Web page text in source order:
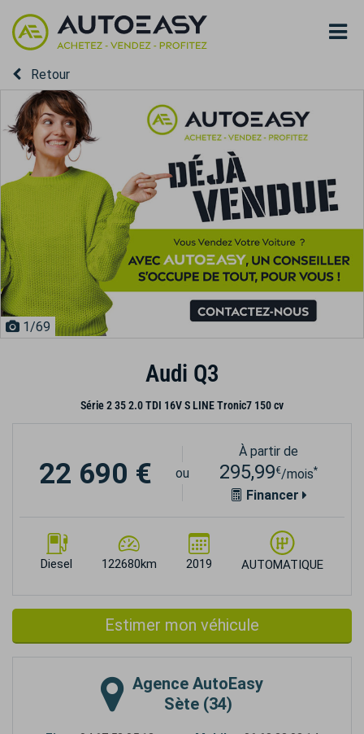
Retour
1/69
Audi Q3
Série 2 35 2.0 TDI 16V S LINE Tronic7 150 cv
Diesel 122680km 2019 AUTOMATIQUE
22 690 € ou
À partir de
295,99€/mois*
Financer
Estimer mon véhicule
Agence AutoEasy
Sète (34)